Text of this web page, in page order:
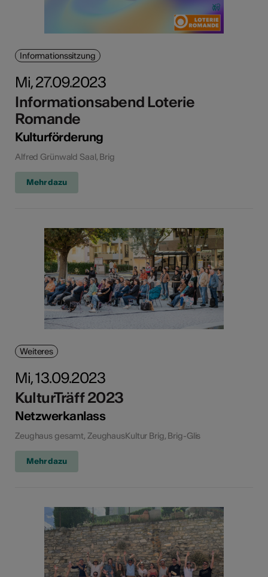
Informationssitzung
Mi, 27.09.2023
Informationsabend Loterie
Romande
Kulturförderung
Alfred Grünwald Saal, Brig
Mehr dazu
Weiteres
Mi, 13.09.2023
KulturTräff 2023
Netzwerkanlass
Zeughaus gesamt, ZeughausKultur Brig, Brig-Glis
Mehr dazu